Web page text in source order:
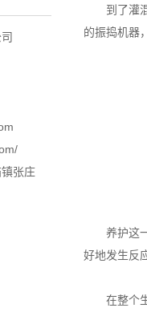
张庄
到了灌混
的振捣机器
养护这一
好地发生反
在整个生